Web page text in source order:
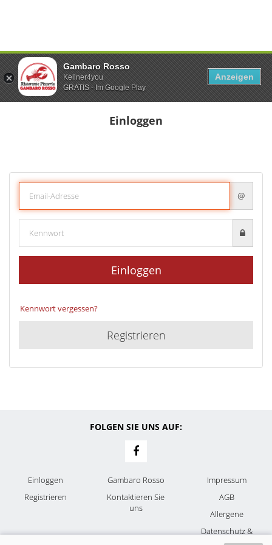
Einloggen
@
Einloggen
Kennwort vergessen?
Registrieren
FOLGEN SIE UNS AUF:
Einloggen
Registrieren
Gambaro Rosso
Kontaktieren Sie
uns
Impressum
AGB
Allergene
Datenschutz &
Cookies
Gambaro Rosso
Kellner4you
GRATIS - Im Google Play
Anzeigen